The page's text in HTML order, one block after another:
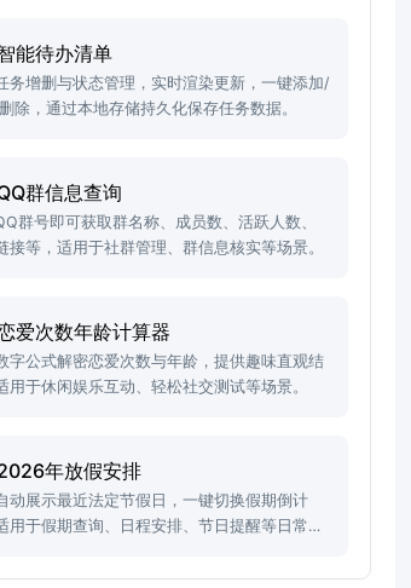
能待办清单
务增删与状态管理，实时渲染更新，一键添加/
除，通过本地存储持久化保存任务数据。
群信息查询
群号即可获取群名称、成员数、活跃人数、
接等，适用于社群管理、群信息核实等场景。
爱次数年龄计算器
字公式解密恋爱次数与年龄，提供趣味直观结
用于休闲娱乐互动、轻松社交测试等场景。
年放假安排
动展示最近法定节假日，一键切换假期倒计
用于假期查询、日程安排、节日提醒等日常使